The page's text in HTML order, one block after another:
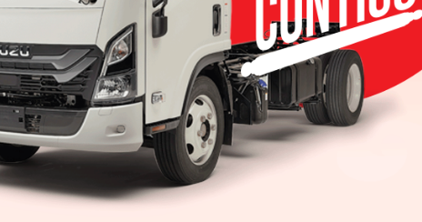
general de Mitsubishi Motors de México.
directivo de Mitsubishi señala “Debemos ponernos a
competitivos, que deberás el cliente experimente
y bueno diferenciarnos sobre todos”. Hay un
cliente siempre espera que su inversión sea la mejor